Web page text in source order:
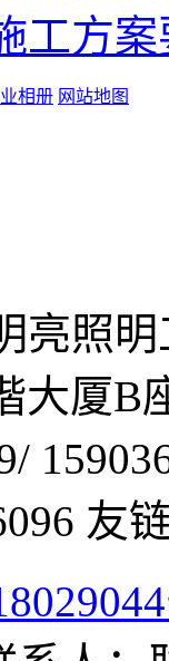
工方
相册 网站地图
亮照
大厦B
友